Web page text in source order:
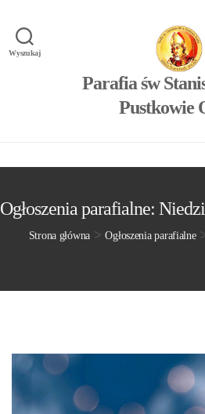
Wyszukaj
Parafia św
Pustkowie
Ogłoszenia parafialne:
Strona główna >Ogłoszenia parafialne